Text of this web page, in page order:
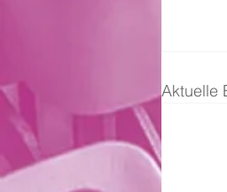
Aktuelle